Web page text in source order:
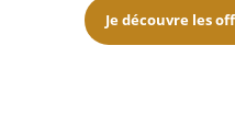
Je découvre les